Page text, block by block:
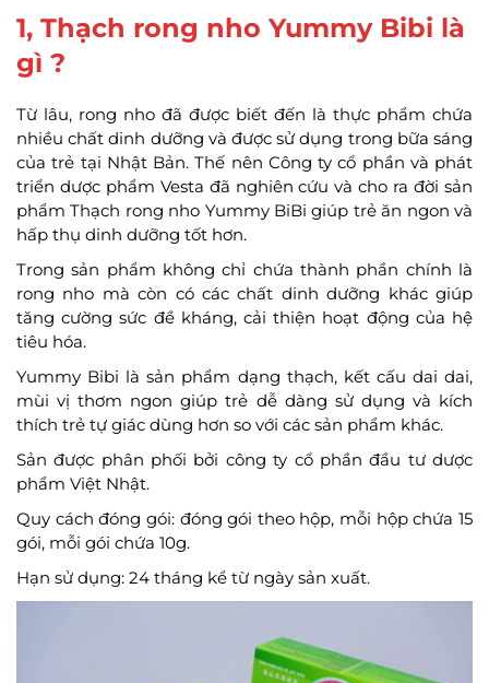
1, Thạch rong nho Yummy Bibi là
gì ?
Từ lâu, rong nho đã được biết đến là thực phẩm chứa
nhiều chất dinh dưỡng và được sử dụng trong bữa sáng
của trẻ tại Nhật Bản. Thế nên Công ty cổ phần và phát
triển dược phẩm Vesta đã nghiên cứu và cho ra đời sản
phẩm Thạch rong nho Yummy BiBi giúp trẻ ăn ngon và
hấp thụ dinh dưỡng tốt hơn.
Trong sản phẩm không chỉ chứa thành phần chính là
rong nho mà còn có các chất dinh dưỡng khác giúp
tăng cường sức đề kháng, cải thiện hoạt động của hệ
tiêu hóa.
Yummy Bibi là sản phẩm dạng thạch, kết cấu dai dai,
mùi vị thơm ngon giúp trẻ dễ dàng sử dụng và kích
thích trẻ tự giác dùng hơn so với các sản phẩm khác.
Sản được phân phối bởi công ty cổ phần đầu tư dược
phẩm Việt Nhật.
Quy cách đóng gói: đóng gói theo hộp, mỗi hộp chứa 15
gói, mỗi gói chứa 10g.
Hạn sử dụng: 24 tháng kể từ ngày sản xuất.